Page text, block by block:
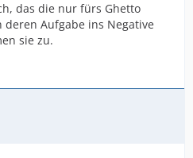
das die nur fürs Ghetto
Aufgabe ins Negative
sie zu.